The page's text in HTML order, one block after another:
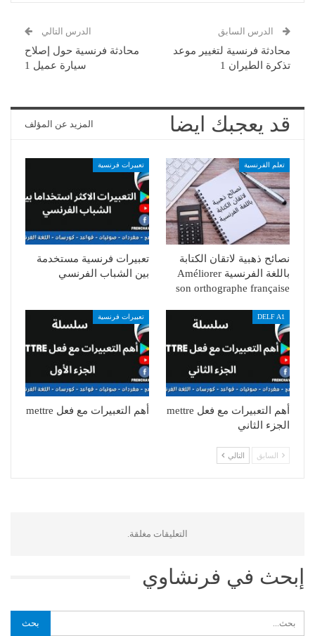
الدرس السابق
محادثة فرنسية لتغيير موعد
تذكرة الطيران 1
الدرس التالي
محادثة فرنسية حول إصلاح
سيارة عميل 1
قد يعجبك ايضا المزيد عن المؤلف
تعلم الفرنسية
نصائح ذهبية لاتقان الكتابة
باللغة الفرنسية Améliorer
son orthographe française
تعبيرات فرنسية
تعبيرات فرنسية مستخدمة
بين الشباب الفرنسي
DELF A1
أهم التعبيرات مع فعل mettre
الجزء الثاني
تعبيرات فرنسية
أهم التعبيرات مع فعل mettre
السابق التالي
التعليقات مغلقة.
إبحث في فرنشاوي